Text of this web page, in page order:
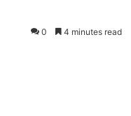
0 4 minutes read